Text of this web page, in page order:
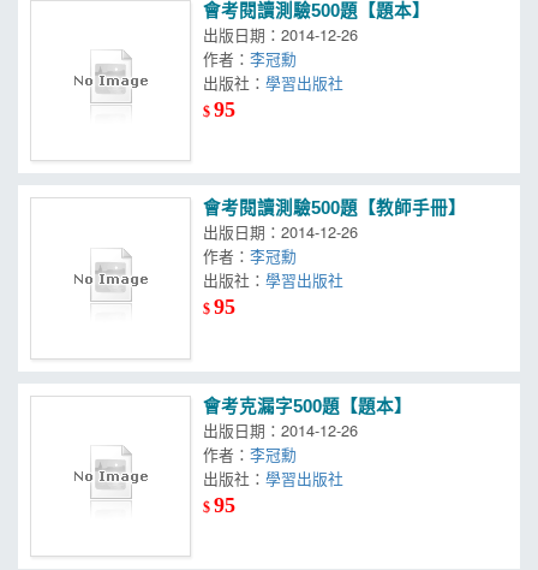
會考閱讀測驗500題【題本】
出版日期：2014-12-26
作者：李冠勳
出版社：
$95
會考閱讀測驗500題【教師手冊】
出版日期：2014-12-26
作者：李冠勳
出版社：
$95
會考克漏字500題【題本】
出版日期：2014-12-26
作者：李冠勳
出版社：
$95